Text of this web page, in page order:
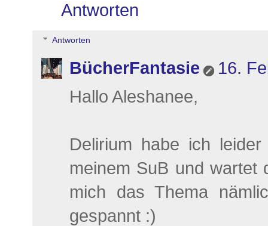
Antworten
Antworten
BücherFantasie
16.
Hallo Aleshanee,
Delirium habe ich
meinem SuB und wartet
mich das Thema
gespannt :)